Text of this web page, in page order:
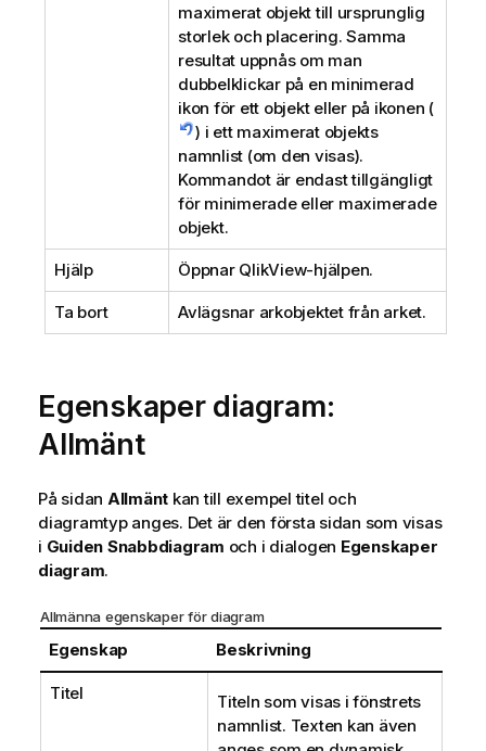
maximerat objekt till ursprunglig
storlek och placering. Samma
resultat uppnås om man
dubbelklickar på en minimerad
ikon för ett objekt eller på ikonen (
) i ett maximerat objekts
namnlist (om den visas).
Kommandot är endast tillgängligt
för minimerade eller maximerade
objekt.
Hjälp Öppnar QlikView-hjälpen.
Ta bort Avlägsnar arkobjektet från arket.
Egenskaper diagram:
Allmänt
På sidan Allmänt kan till exempel titel och
diagramtyp anges. Det är den första sidan som visas
i Guiden Snabbdiagram och i dialogen Egenskaper
diagram.
Allmänna egenskaper för diagram
Egenskap Beskrivning
Titel
Titeln som visas i fönstrets
namnlist. Texten kan även